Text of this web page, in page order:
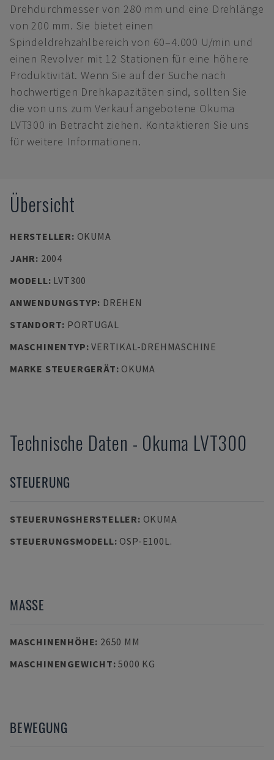
Drehdurchmesser von 280 mm und eine Drehlänge
von 200 mm. Sie bietet einen
Spindeldrehzahlbereich von 60–4.000 U/min und
einen Revolver mit 12 Stationen für eine höhere
Produktivität. Wenn Sie auf der Suche nach
hochwertigen Drehkapazitäten sind, sollten Sie
die von uns zum Verkauf angebotene Okuma
LVT300 in Betracht ziehen. Kontaktieren Sie uns
für weitere Informationen.
Übersicht
HERSTELLER: OKUMA
JAHR: 2004
MODELL: LVT300
ANWENDUNGSTYP: DREHEN
STANDORT: PORTUGAL
MASCHINENTYP:VERTIKAL-DREHMASCHINE
MARKE STEUERGERÄT: OKUMA
Technische Daten - Okuma LVT300
STEUERUNG
STEUERUNGSHERSTELLER: OKUMA
STEUERUNGSMODELL: OSP-E100L.
MASSE
MASCHINENHÖHE: 2650 MM
MASCHINENGEWICHT:5000 KG
BEWEGUNG